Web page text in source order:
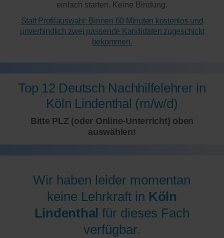
einfach starten. Keine Bindung.
Statt Profilauswahl: Binnen 60 Minuten kostenlos und
unverbindlich zwei passende Kandidaten zugeschickt
bekommen.
Top 12 Deutsch Nachhilfelehrer in
Köln Lindenthal (m/w/d)
Bitte PLZ (oder Online-Unterricht) oben
auswählen!
Wir haben leider momentan
keine Lehrkraft in Köln
Lindenthal für dieses Fach
verfügbar.